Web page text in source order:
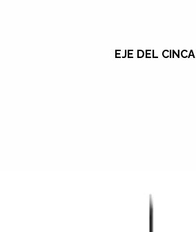
EJE DEL CINCA